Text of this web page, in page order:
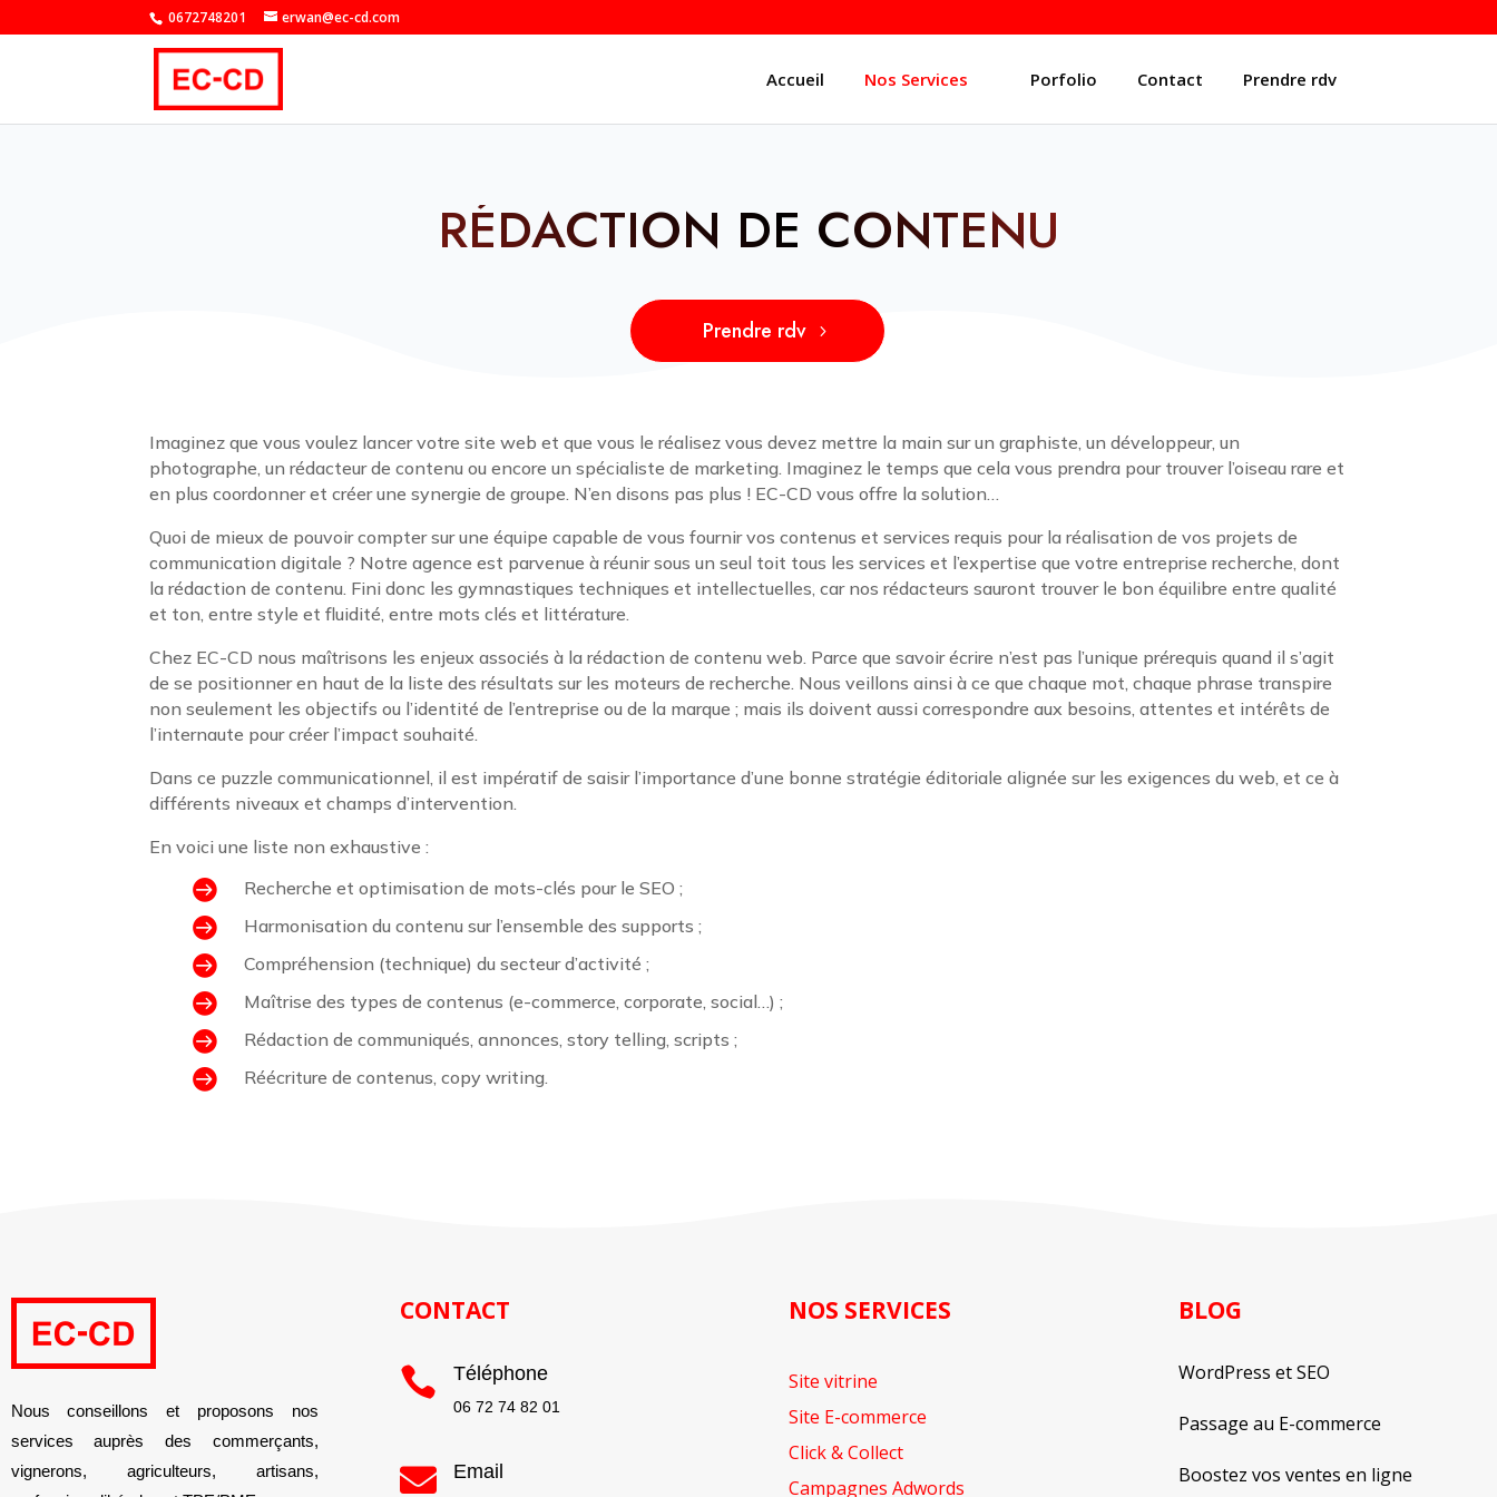
0672748201 erwan@ec-cd.com
Accueil Nos Services Porfolio Contact Prendre rdv
RÉDACTION DE CONTENU
Prendre rdv
Imaginez que vous voulez lancer votre site web et que vous le réalisez vous devez mettre la main sur un graphiste, un développeur, un
photographe, un rédacteur de contenu ou encore un spécialiste de marketing. Imaginez le temps que cela vous prendra pour trouver l’oiseau rare et
en plus coordonner et créer une synergie de groupe. N’en disons pas plus ! EC-CD vous offre la solution…
Quoi de mieux de pouvoir compter sur une équipe capable de vous fournir vos contenus et services requis pour la réalisation de vos projets de
communication digitale ? Notre agence est parvenue à réunir sous un seul toit tous les services et l’expertise que votre entreprise recherche, dont
la rédaction de contenu. Fini donc les gymnastiques techniques et intellectuelles, car nos rédacteurs sauront trouver le bon équilibre entre qualité
et ton, entre style et fluidité, entre mots clés et littérature.
Chez EC-CD nous maîtrisons les enjeux associés à la rédaction de contenu web. Parce que savoir écrire n’est pas l’unique prérequis quand il s’agit
de se positionner en haut de la liste des résultats sur les moteurs de recherche. Nous veillons ainsi à ce que chaque mot, chaque phrase transpire
non seulement les objectifs ou l’identité de l’entreprise ou de la marque ; mais ils doivent aussi correspondre aux besoins, attentes et intérêts de
l’internaute pour créer l’impact souhaité.
Dans ce puzzle communicationnel, il est impératif de saisir l’importance d’une bonne stratégie éditoriale alignée sur les exigences du web, et ce à
différents niveaux et champs d’intervention.
En voici une liste non exhaustive :
 Recherche et optimisation de mots-clés pour le SEO ;
 Harmonisation du contenu sur l’ensemble des supports ;
 Compréhension (technique) du secteur d’activité ;
 Maîtrise des types de contenus (e-commerce, corporate, social…) ;
 Rédaction de communiqués, annonces, story telling, scripts ;
 Réécriture de contenus, copy writing.
Nous conseillons et proposons nos
services auprès des commerçants,
vignerons, agriculteurs, artisans,
CONTACT
 Téléphone
06 72 74 82 01
 Email
NOS SERVICES
Site vitrine
Site E-commerce
Click & Collect
Campagnes Adwords
BLOG
WordPress et SEO
Passage au E-commerce
Boostez vos ventes en ligne